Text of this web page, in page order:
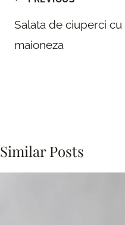
navigation
Salata de ciuperci cu
maioneza
Similar Posts